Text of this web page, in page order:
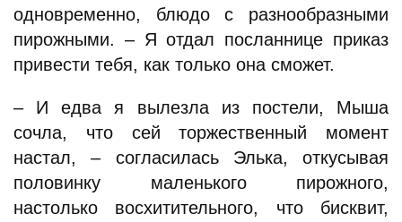
одновременно, блюдо с разнообразными
пирожными. – Я отдал посланнице приказ
привести тебя, как только она сможет.
– И едва я вылезла из постели, Мыша
сочла, что сей торжественный момент
настал, – согласилась Элька, откусывая
половинку маленького пирожного,
настолько восхитительного, что бисквит,